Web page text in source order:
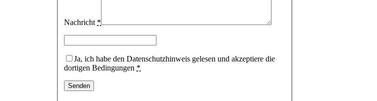
Nachricht *
Ja, ich habe den Datenschutzhinweis gelesen und akzeptiere die
dortigen Bedingungen *